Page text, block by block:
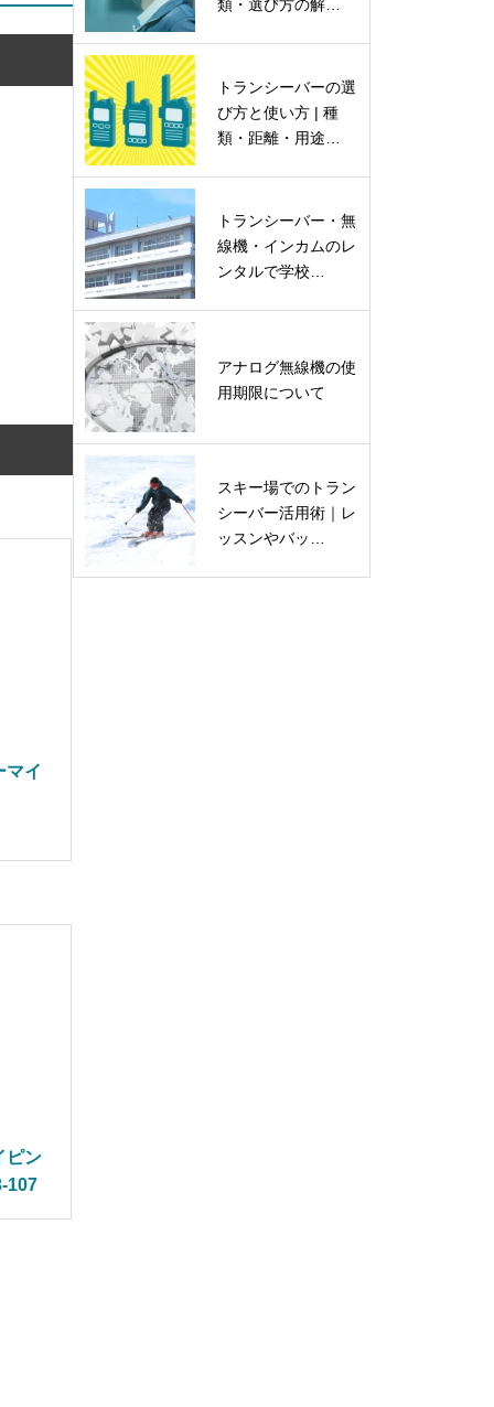
マイ
ピン
107
類・選び方の解…
トランシーバーの選
び方と使い方 | 種
類・距離・用途…
トランシーバー・無
線機・インカムのレ
ンタルで学校…
アナログ無線機の使
用期限について
スキー場でのトラン
シーバー活用術｜レ
ッスンやバッ…